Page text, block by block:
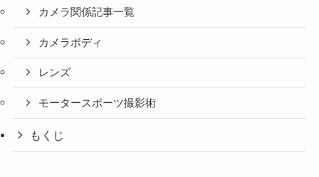
カメラ関係記事一覧
カメラボディ
レンズ
モータースポーツ撮影術
もくじ